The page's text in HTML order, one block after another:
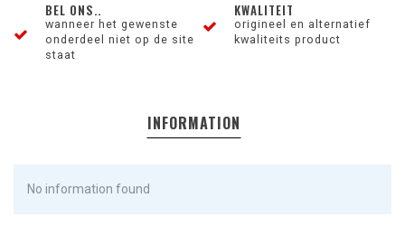
BEL ONS..
wanneer het gewenste
onderdeel niet op de site
staat
KWALITEIT
origineel en alternatief
kwaliteits product
INFORMATION
No information found